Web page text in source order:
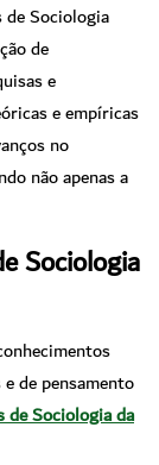
de Sociologia
de
e
e empíricas
no
não apenas a
Sociologia
de pensamento
de Sociologia da